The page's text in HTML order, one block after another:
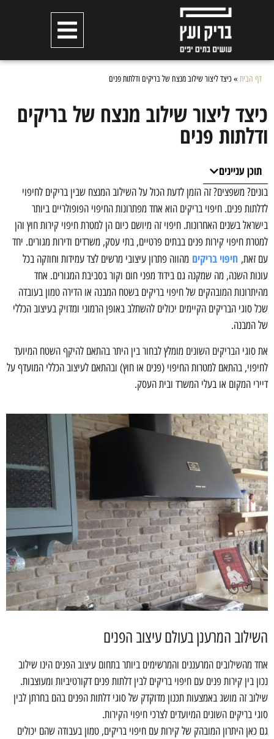
דף הבית» כיצד ליצור שילוב מנצח של בריקים ודלתות פנים
כיצד ליצור שילוב מנצח של בריקים
ודלתות פנים
תוכן עניינים
בונים? משפצים? זה הזמן לדעת הכול על השילוב המנצח שבין בריקים לחיפוי
לדלתות פנים. חיפוי בריקים הוא אחד מפתרונות החיפוי הפופולריים ביותר
בישראל בשנים האחרונות. חיפוי זה מיושם כיום הן למטרת חיפוי קירות חוץ והן
למטרת חיפוי קירות פנים בבתים פרטיים, בתי עסק, משרדים ודירות מגורים. יחד
עם זאת, חיפוי בריקיםמהווה פתרון עיצובי מרשים לצד עמידות וחוזקה בכל
עונות השנה, מה שמקנה גם בידוד מפני חום וקור בסביבת המגורים. אחד
מהיתרונות המובהקים של חיפוי בריקים בשטח המבנה או הדירה טמון בעובדה
שכל סוגי הבריקים הקיימים יכולים להשתלב באופן הרמוני ומדויק בעיצוב הכללי
של המבנה.
את סוגי הבריקים השונים מומלץ לבחור בין היתר בהתאם להיקף השטח המיועד
לחיפוי, בהתאם למטרות החיפוי (פנים או חוץ) ובהתאם לעיצוב הכללי המועדף על
דיירי המקום או בעלי המשרד ובית העסק.
השילוב המרענן בעולם עיצוב הפנים
אחד מהשילובים המרעננים והמרשימים ביותר בתחום עיצוב הפנים הינו שילוב
נכון בין קירות פנים עם חיפוי בריקים לבין דלתות פנים דקורטיביות ומעוצבות.
שילוב זה מושג באמצעות תכנון מדוקדק של סוגי דלתות הפנים בהם בחרתן לבין
סוגי בריקים השונים המיועדים לצרכי חיפוי הקירות.
גם כאן היתרון המובהק של קירות עם חיפוי בריקים, טמון בעבודה שהם יכולים